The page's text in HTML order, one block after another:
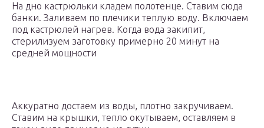
На дно кастрюльки кладем полотенце. Ставим сюда
банки. Заливаем по плечики теплую воду. Включаем
под кастрюлей нагрев. Когда вода закипит,
стерилизуем заготовку примерно 20 минут на
средней мощности
Аккуратно достаем из воды, плотно закручиваем.
Ставим на крышки, тепло окутываем, оставляем в